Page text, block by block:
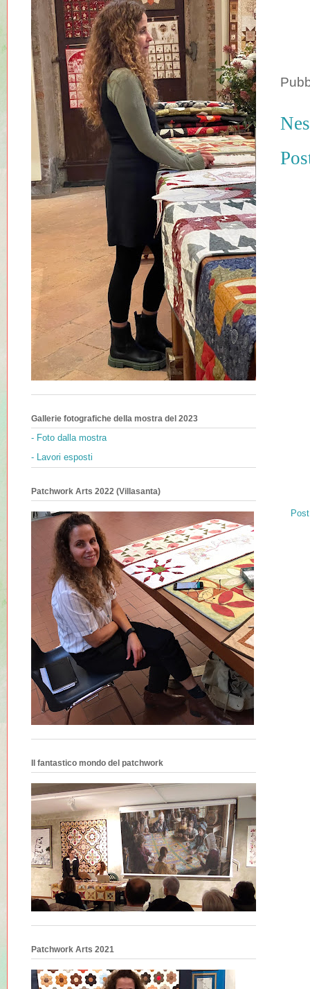
Gallerie fotografiche della mostra del 2023
- Foto dalla mostra
- Lavori esposti
Patchwork Arts 2022 (Villasanta)
Il fantastico mondo del patchwork
Patchwork Arts 2021